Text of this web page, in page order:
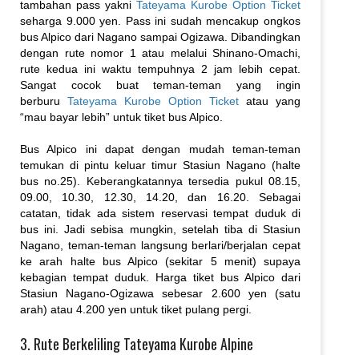
tambahan pass yakni Tateyama Kurobe Option Ticket
seharga 9.000 yen. Pass ini sudah mencakup ongkos
bus Alpico dari Nagano sampai Ogizawa. Dibandingkan
dengan rute nomor 1 atau melalui Shinano-Omachi,
rute kedua ini waktu tempuhnya 2 jam lebih cepat.
Sangat cocok buat teman-teman yang ingin
berburu Tateyama Kurobe Option Ticket atau yang
“mau bayar lebih” untuk tiket bus Alpico.
Bus Alpico ini dapat dengan mudah teman-teman
temukan di pintu keluar timur Stasiun Nagano (halte
bus no.25). Keberangkatannya tersedia pukul 08.15,
09.00, 10.30, 12.30, 14.20, dan 16.20. Sebagai
catatan, tidak ada sistem reservasi tempat duduk di
bus ini. Jadi sebisa mungkin, setelah tiba di Stasiun
Nagano, teman-teman langsung berlari/berjalan cepat
ke arah halte bus Alpico (sekitar 5 menit) supaya
kebagian tempat duduk. Harga tiket bus Alpico dari
Stasiun Nagano-Ogizawa sebesar 2.600 yen (satu
arah) atau 4.200 yen untuk tiket pulang pergi.
3. Rute Berkeliling Tateyama Kurobe Alpine